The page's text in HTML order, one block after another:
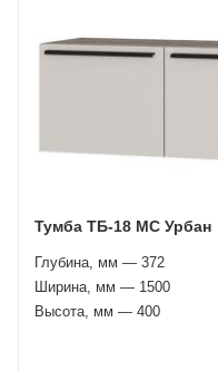
Тумба ТБ-18 МС Урбан
Глубина, мм — 372
Ширина, мм — 1500
Высота, мм — 400